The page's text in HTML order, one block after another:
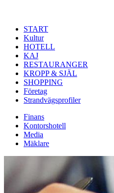
START
Kultur
HOTELL
KAJ
RESTAURANGER
KROPP & SJÄL
SHOPPING
Företag
Strandvägsprofiler
Finans
Kontorshotell
Media
Mäklare